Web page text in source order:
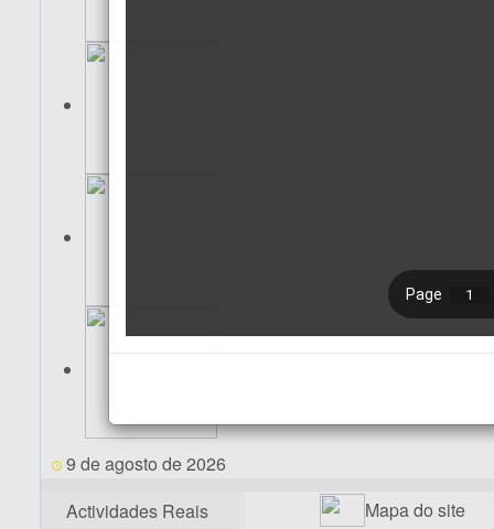
9 de agosto de 2026
Actividades Reais
Mapa do site